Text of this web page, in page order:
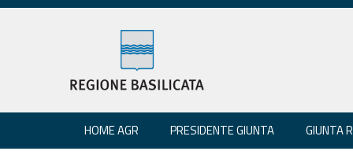
HOME AGR PRESIDENTE GIUNTA GIUNTA